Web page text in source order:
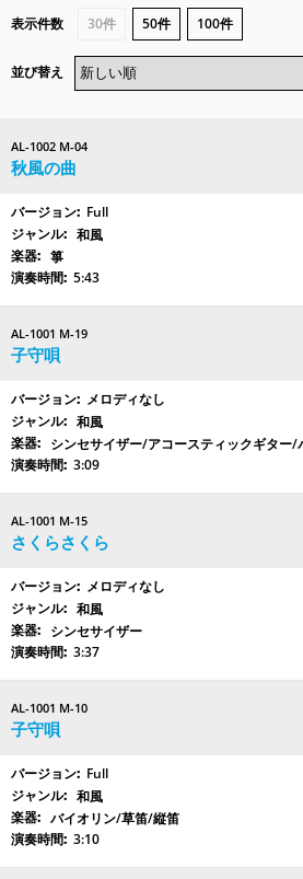
表示件数 30件 50件 100件
並び替え
AL-1002 M-04
秋風の曲
Full
和風
箏
5:43
AL-1001 M-19
子守唄
メロディなし
和風
シンセサイザー/アコースティックギター/
3:09
AL-1001 M-15
さくらさくら
メロディなし
和風
シンセサイザー
3:37
AL-1001 M-10
子守唄
Full
和風
バイオリン/草笛/縦笛
3:10